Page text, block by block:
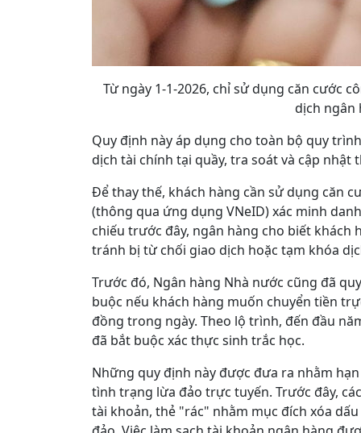
Từ ngày 1-1-2026, chỉ sử dụng căn cước
dịch ngân
Quy định này áp dụng cho toàn bộ quy
dịch tài chính tại quầy, tra soát và cập nhật
Để thay thế, khách hàng cần sử dụng căn
(thông qua ứng dụng VNeID) xác minh
chiếu trước đây, ngân hàng cho biết khách
tránh bị từ chối giao dịch hoặc tạm khóa
Trước đó, Ngân hàng Nhà nước cũng đã
buộc nếu khách hàng muốn chuyển tiền
đồng trong ngày. Theo lộ trình, đến đầu
đã bắt buộc xác thực sinh trắc học.
Những quy định này được đưa ra nhằm
tình trạng lừa đảo trực tuyến. Trước đây,
tài khoản, thẻ "rác" nhằm mục đích xóa